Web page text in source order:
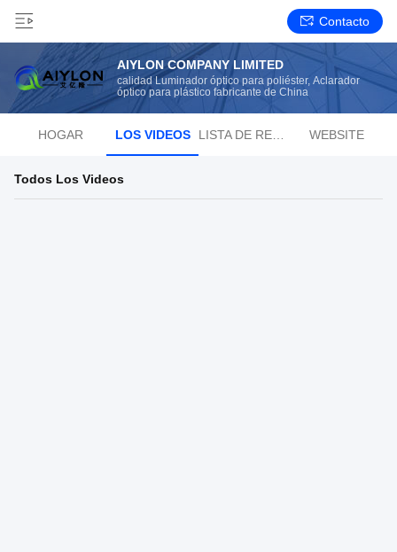
Contacto
AIYLON COMPANY LIMITED
calidad Luminador óptico para poliéster, Aclarador
óptico para plástico fabricante de China
HOGAR LOS VIDEOS WEBSITE
Todos Los Videos